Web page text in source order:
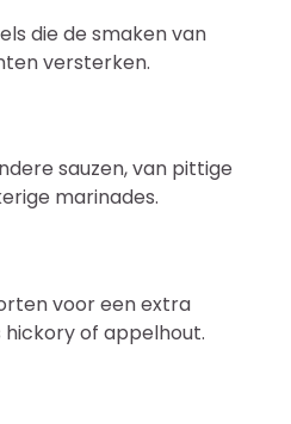
die de smaken van
versterken.
sauzen, van pittige
marinades.
voor een extra
hickory of appelhout.